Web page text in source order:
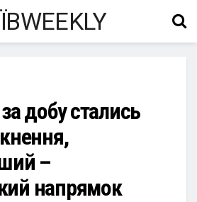
добу стались
–
напрямок